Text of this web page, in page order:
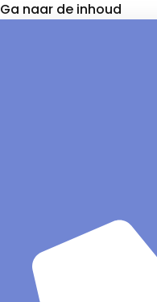
Ga naar de inhoud